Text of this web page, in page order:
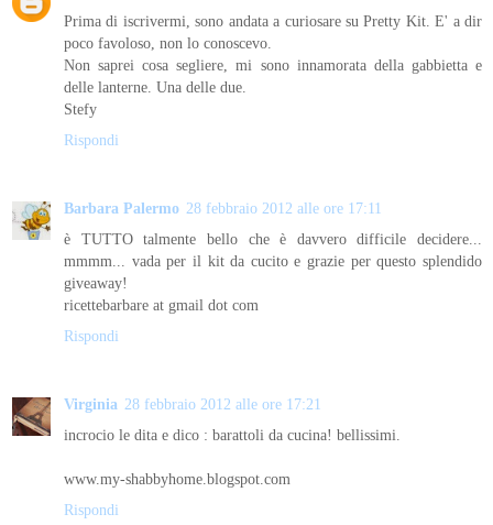
Prima di iscrivermi, sono andata a curiosare su Pretty Kit. E' a dir
poco favoloso, non lo conoscevo.
Non saprei cosa segliere, mi sono innamorata della gabbietta e
delle lanterne. Una delle due.
Stefy
Rispondi
Barbara Palermo 28 febbraio 2012 alle ore 17:11
è TUTTO talmente bello che è davvero difficile decidere...
mmmm... vada per il kit da cucito e grazie per questo splendido
giveaway!
ricettebarbare at gmail dot com
Rispondi
Virginia 28 febbraio 2012 alle ore 17:21
incrocio le dita e dico : barattoli da cucina! bellissimi.
www.my-shabbyhome.blogspot.com
Rispondi